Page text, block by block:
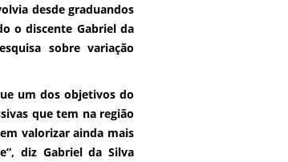
desde graduandos
o discente Gabriel da
sobre variação
um dos objetivos do
que tem na região
valorizar ainda mais
diz Gabriel da Silva